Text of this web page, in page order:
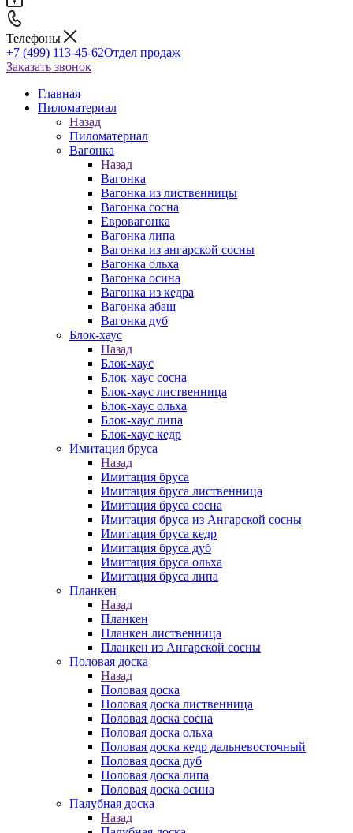
Телефоны
+7 (499) 113-45-62Отдел продаж
Заказать звонок
Главная
Пиломатериал
Назад
Пиломатериал
Вагонка
Назад
Вагонка
Вагонка из лиственницы
Вагонка сосна
Евровагонка
Вагонка липа
Вагонка из ангарской сосны
Вагонка ольха
Вагонка осина
Вагонка из кедра
Вагонка абаш
Вагонка дуб
Блок-хаус
Назад
Блок-хаус
Блок-хаус сосна
Блок-хаус лиственница
Блок-хаус ольха
Блок-хаус липа
Блок-хаус кедр
Имитация бруса
Назад
Имитация бруса
Имитация бруса лиственница
Имитация бруса сосна
Имитация бруса из Ангарской сосны
Имитация бруса кедр
Имитация бруса дуб
Имитация бруса ольха
Имитация бруса липа
Планкен
Назад
Планкен
Планкен лиственница
Планкен из Ангарской сосны
Половая доска
Назад
Половая доска
Половая доска лиственница
Половая доска сосна
Половая доска ольха
Половая доска кедр дальневосточный
Половая доска дуб
Половая доска липа
Половая доска осина
Палубная доска
Назад